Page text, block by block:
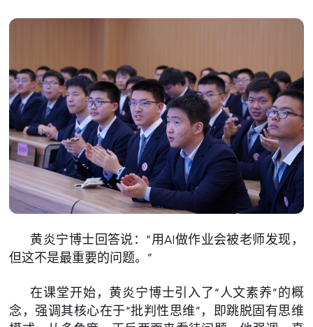
黄炎宁博士回答说：“用AI做作业会被老师发现，
但这不是最重要的问题。”
在课堂开始，黄炎宁博士引入了“人文素养”的概
念，强调其核心在于“批判性思维”，即跳脱固有思维